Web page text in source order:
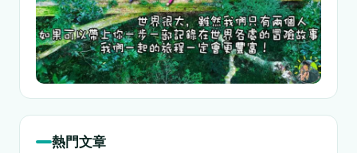
熱門文章